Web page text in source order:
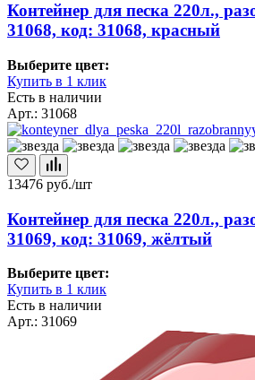
Контейнер для песка 220л.,
31068, код: 31068, красный
Выберите цвет:
Купить в 1 клик
Есть в наличии
Арт.: 31068
13476 руб./шт
Контейнер для песка 220л.,
31069, код: 31069, жёлтый
Выберите цвет:
Купить в 1 клик
Есть в наличии
Арт.: 31069